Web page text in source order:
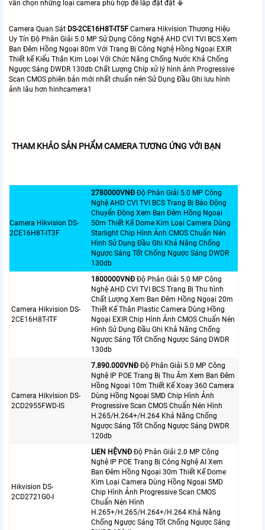
vấn chọn những loại camera phù hợp để lắp đặt đặt 📳
Camera Quan Sát DS-2CE16H8T-IT5F Camera Hikvision Thương Hiệu
Uy Tín Độ Phân Giải 5.0 MP Sử Dụng Công Nghệ AHD CVI TVI BCS Xem
Ban Đêm Hồng Ngoại 80m Với Trang Bị Công Nghệ Hồng Ngoại EXIR
Thiết kế Kiểu Thân Kim Loại Với Chức Năng Chống Nước Khả Chống
Ngược Sáng DWDR 130db Chất Lượng Chíp xử lý hình ảnh Progressive
Scan CMOS phiên bản mới nhất chuẩn nén Sử Dụng Đầu Ghi lưu hình
ảnh lâu hơn hinhcamera1
THAM KHẢO SẢN PHẨM CAMERA TƯƠNG ỨNG VỚI BẠN
Camera Hikvision DS-
2CE16H8T-IT3F
2780000VNÐ Độ Phân Giải 5.0 MP Công
Nghệ AHD CVI TVI BCS Trang Bị Báo Động
Chuyển Động Xem Ban Đêm Hồng Ngoại
50m Thiết Kế Dome Kim Loại Camera Dùng
Starlight Chip Hình Ảnh CMOS Chuẩn Nén
Hình Sử Dụng Đầu Ghi Khả Năng Chống
Ngược Sáng Tốt Chống Ngược Sáng DWDR
130db
Camera Hikvision DS-
2CE16H8T-ITF
1800000VNÐ Độ Phân Giải 5.0 MP Công
Nghệ AHD CVI TVI BCS Trang Bị Thu hình
Chất Lượng Xem Ban Đêm Hồng Ngoại 20m
Thiết Kế Thân Plastic Camera Dùng Hồng
Ngoại EXIR Chip Hình Ảnh CMOS Chuẩn Nén
Hình Sử Dụng Đầu Ghi Khả Năng Chống
Ngược Sáng Tốt Chống Ngược Sáng DWDR
130db
Camera Hikvision DS-
2CD2955FWD-IS
7.890.000VNÐ Độ Phân Giải 5.0 MP Công
Nghệ IP POE Trang Bị Thu Âm Xem Ban Đêm
Hồng Ngoại 10m Thiết Kế Xoay 360 Camera
Dùng Hồng Ngoại SMD Chip Hình Ảnh
Progressive Scan CMOS Chuẩn Nén Hình
H.265/H.264+/H.264 Khả Năng Chống
Ngược Sáng Tốt Chống Ngược Sáng DWDR
120db
Hikvision DS-
2CD2721G0-I
LIEN HỆVNÐ Độ Phân Giải 2.0 MP Công
Nghệ IP POE Trang Bị Công Nghệ AI Xem
Ban Đêm Hồng Ngoại 30m Thiết Kế Dome
Kim Loại Camera Dùng Hồng Ngoại SMD
Chip Hình Ảnh Progressive Scan CMOS
Chuẩn Nén Hình
H.265+/H.265/H.264+/H.264 Khả Năng
Chống Ngược Sáng Tốt Chống Ngược Sáng